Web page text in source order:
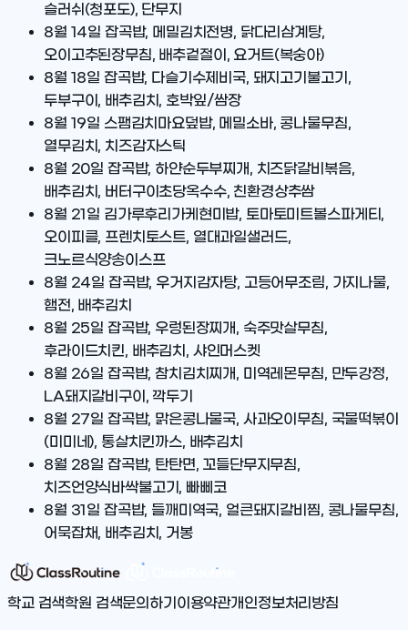
슬러쉬(청포도), 단무지
8월 14일 잡곡밥, 메밀김치전병, 닭다리삼계탕,
오이고추된장무침, 배추겉절이, 요거트(복숭아)
8월 18일 잡곡밥, 다슬기수제비국, 돼지고기불고기,
두부구이, 배추김치, 호박잎/쌈장
8월 19일 스팸김치마요덮밥, 메밀소바, 콩나물무침,
열무김치, 치즈감자스틱
8월 20일 잡곡밥, 하얀순두부찌개, 치즈닭갈비볶음,
배추김치, 버터구이초당옥수수, 친환경상추쌈
8월 21일 김가루후리가케현미밥, 토마토미트볼스파게티,
오이피클, 프렌치토스트, 열대과일샐러드,
크노르식양송이스프
8월 24일 잡곡밥, 우거지감자탕, 고등어무조림, 가지나물,
햄전, 배추김치
8월 25일 잡곡밥, 우렁된장찌개, 숙주맛살무침,
후라이드치킨, 배추김치, 샤인머스켓
8월 26일 잡곡밥, 참치김치찌개, 미역레몬무침, 만두강정,
LA돼지갈비구이, 깍두기
8월 27일 잡곡밥, 맑은콩나물국, 사과오이무침, 국물떡볶이
(미미네), 통살치킨까스, 배추김치
8월 28일 잡곡밥, 탄탄면, 꼬들단무지무침,
치즈언양식바싹불고기, 빠삐코
8월 31일 잡곡밥, 들깨미역국, 얼큰돼지갈비찜, 콩나물무침,
어묵잡채, 배추김치, 거봉
학교 검색학원 검색문의하기 이용약관개인정보처리방침